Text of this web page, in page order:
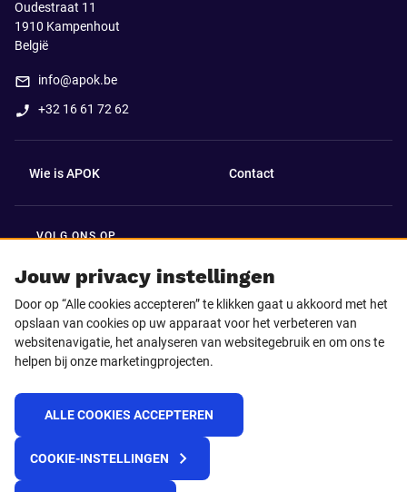
Jouw privacy instellingen
Door op “Alle cookies accepteren” te klikken gaat u akkoord met het
opslaan van cookies op uw apparaat voor het verbeteren van
websitenavigatie, het analyseren van websitegebruik en om ons te
helpen bij onze marketingprojecten.
ALLE COOKIES ACCEPTEREN
COOKIE-INSTELLINGEN
Oudestraat 11
1910 Kampenhout
België
info@apok.be
+32 16 61 72 62
Wie is APOK Contact
VOLG ONS OP
Facebook LinkedIn
Instagram TikTok